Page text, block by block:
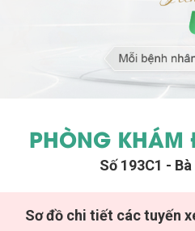
PHÒNG
Số 193C1 -
Sơ đồ chi tiết các tuyến